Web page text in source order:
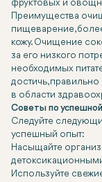
фруктовых и
Преимущества
пищеварение,
кожу. Очищение
за его низкого
необходимых
достичь,
в области
Советы по
Следуйте
успешный опыт:
Насыщайте
Используйте